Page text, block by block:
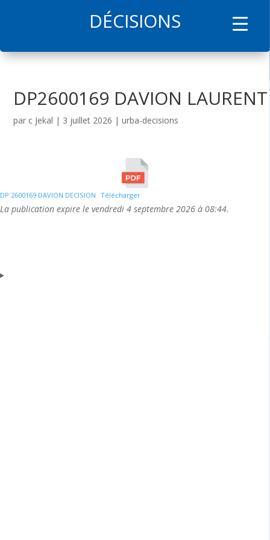
DÉCISIONS
DP2600169 DAVION LAURENT
par c Jekal | 3 juillet 2026 |urba-decisions
DP 2600169 DAVION DECISION Télécharger
La publication expire le vendredi 4 septembre 2026 à 08:44.